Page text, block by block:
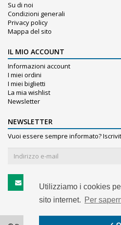
Utilizziamo i cookies
sito internet. Per
Su di noi
Condizioni generali
Privacy policy
Mappa del sito
IL MIO ACCOUNT
Informazioni account
I miei ordini
I miei biglietti
La mia wishlist
Newsletter
NEWSLETTER
Vuoi essere sempre informato?
Iscriviti